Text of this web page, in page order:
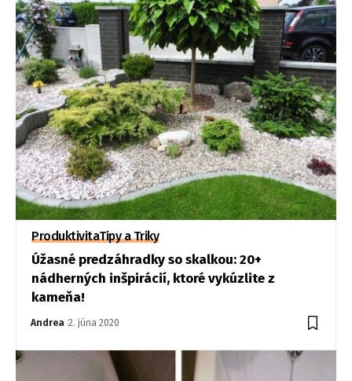
ProduktivitaTipy a Triky
Úžasné predzáhradky so skalkou: 20+
nádherných inšpirácií, ktoré vykúzlite z
kameňa!
Andrea 2. júna 2020